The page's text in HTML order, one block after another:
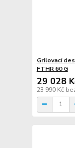
Grilovací
FTHR 60 G
29 028
23 990 Kč